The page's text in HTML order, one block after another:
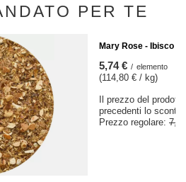
PER TE
Mary Rose - Ibisco
5,74 € / elemento
(114,80 € / kg)
Il prezzo del
precedenti lo
Prezzo regolare: